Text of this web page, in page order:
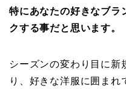
特にあなたの好きなブラ
クする事だと思います。
シーズンの変わり目に新
り、好きな洋服に囲まれ